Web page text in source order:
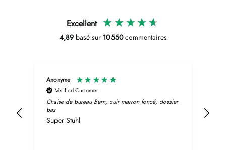
Excellent
4,89 basé sur 10 550commentaires
Anonyme
Verified Customer
Chaise de bureau Bern, cuir marron foncé, dossier
bas
Super Stuhl